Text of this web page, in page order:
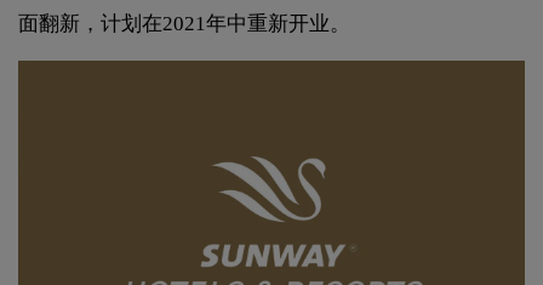
面翻新，计划在2021年中重新开业。